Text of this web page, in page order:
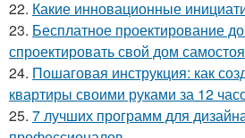
22. Какие инновационные
23. Бесплатное проектирование
спроектировать свой дом
24. Пошаговая инструкция: как
квартиры своими руками за 12
25. 7 лучших программ для